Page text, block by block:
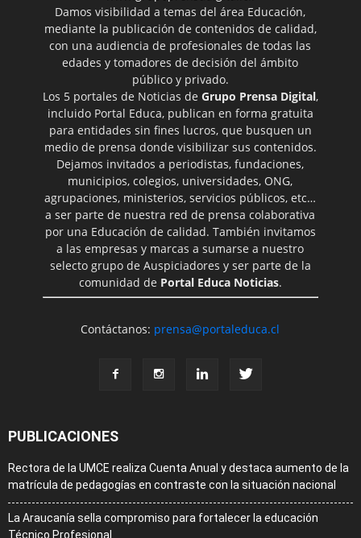
Damos visibilidad a temas del área Educación,
mediante la publicación de contenidos de calidad,
con una audiencia de profesionales de todas las
edades y tomadores de decisión del ámbito
público y privado.
Los 5 portales de Noticias de Grupo Prensa Digital,
incluido Portal Educa, publican en forma gratuita
para entidades sin fines lucros, que busquen un
medio de prensa donde visibilizar sus contenidos.
Dejamos invitados a periodistas, fundaciones,
municipios, colegios, universidades, ONG,
agrupaciones, ministerios, servicios públicos, etc…
a ser parte de nuestra red de prensa colaborativa
por una Educación de calidad. También invitamos
a las empresas y marcas a sumarse a nuestro
selecto grupo de Auspiciadores y ser parte de la
comunidad de Portal Educa Noticias.
Contáctanos: prensa@portaleduca.cl
PUBLICACIONES
Rectora de la UMCE realiza Cuenta Anual y destaca aumento de la
matrícula de pedagogías en contraste con la situación nacional
La Araucanía sella compromiso para fortalecer la educación
Técnico Profesional